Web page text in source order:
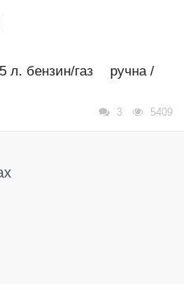
л. бензин/газ
ручна /
3 5409